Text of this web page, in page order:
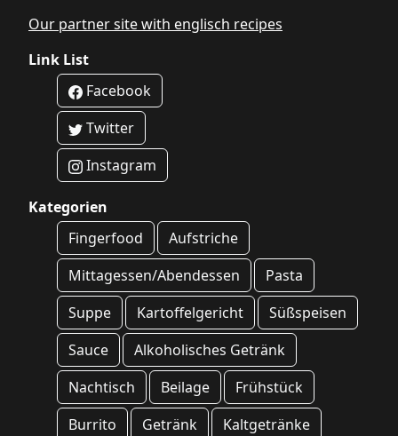
Our partner site with englisch recipes
Link List
Facebook
Twitter
Instagram
Kategorien
Fingerfood
Aufstriche
Mittagessen/Abendessen
Pasta
Suppe
Kartoffelgericht
Süßspeisen
Sauce
Alkoholisches Getränk
Nachtisch
Beilage
Frühstück
Burrito
Getränk
Kaltgetränke